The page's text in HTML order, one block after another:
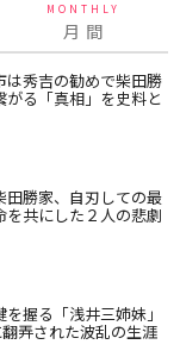
MONTHLY
月 間
は秀吉の勧めで柴田勝
る「真相」を史料と
田勝家、自刃しての最
共にした２人の悲劇
握る「浅井三姉妹」
弄された波乱の生涯